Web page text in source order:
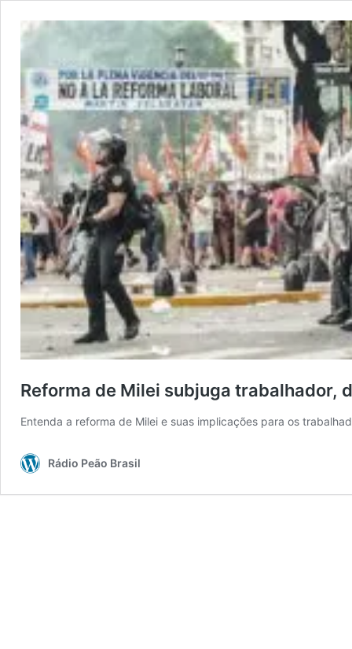
Reforma de Milei subjuga trabalhador,
Entenda a reforma de Milei e suas implicações para os
Rádio Peão Brasil